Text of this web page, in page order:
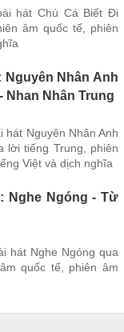
hát Chú Cá Biết Đi
âm quốc tế, phiên
Nguyên Nhân Anh
Nhan Nhân Trung
hát Nguyên Nhân Anh
lời tiếng Trung, phiên
Việt và dịch nghĩa
Nghe Ngóng - Từ
hát Nghe Ngóng qua
quốc tế, phiên âm